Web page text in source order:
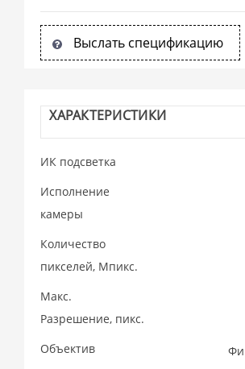
Выслать спецификацию
ХАРАКТЕРИСТИКИ
ИК подсветка
Исполнение
камеры
Количество
пикселей, Мпикс.
Макс.
Разрешение, пикс.
Объектив